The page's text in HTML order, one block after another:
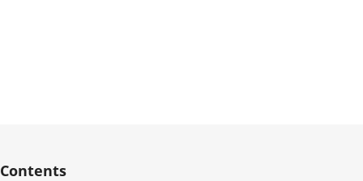
Contents